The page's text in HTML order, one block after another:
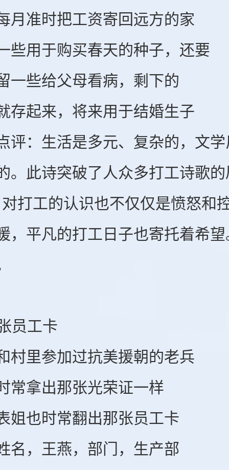
时把工资寄回远方的家
于购买春天的种子，还要
给父母看病，剩下的
来，将来用于结婚生子
生活是多元、复杂的，文学
。此诗突破了人众多打工诗歌
打工的认识也不仅仅是愤怒和
，平凡的打工日子也寄托着希
工卡
参加过抗美援朝的老兵
出那张光荣证一样
时常翻出那张员工卡
王燕，部门，生产部